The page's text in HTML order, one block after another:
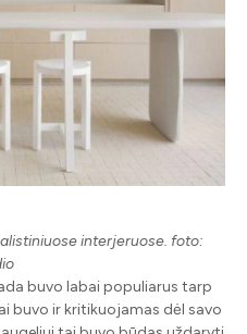
interjeruose. foto:
buvo labai populiarus tarp
buvo ir kritikuojamas dėl savo